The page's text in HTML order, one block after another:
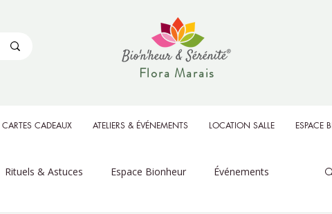
Flora Marais
CARTES CADEAUX ATELIERS & ÉVÉNEMENTS LOCATION SALLE ESPACE
Rituels & Astuces Espace Bionheur Événements